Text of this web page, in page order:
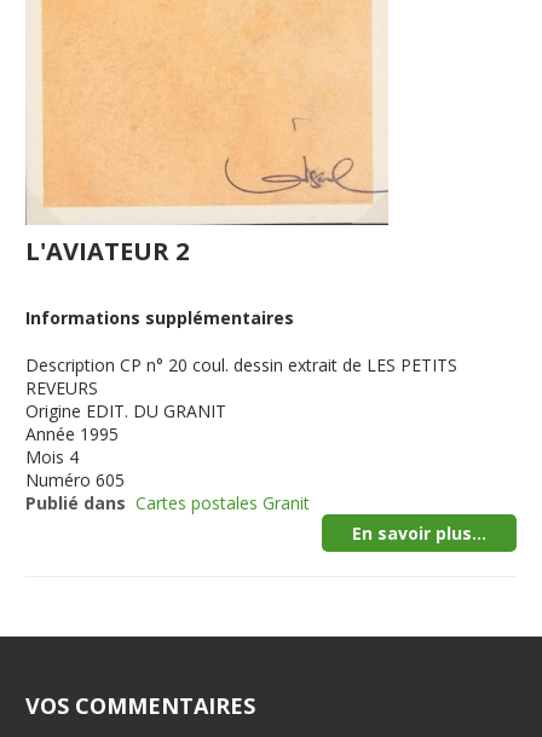
L'AVIATEUR 2
Informations supplémentaires
Description CP n° 20 coul. dessin extrait de LES PETITS
REVEURS
Origine EDIT. DU GRANIT
Année 1995
Mois 4
Numéro 605
Publié dans Cartes postales Granit
En savoir plus...
VOS COMMENTAIRES